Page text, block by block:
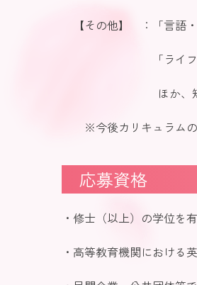
【その他】 ：「言語・
「ライフデザイ
ほか、短大・学
※今後カリキュラムの
応募資格
・修士（以上）の学位を
・高等教育機関における